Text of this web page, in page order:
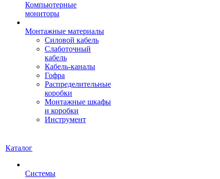
Компьютерные
мониторы
Монтажные материалы
Силовой кабель
Слаботочный
кабель
Кабель-каналы
Гофра
Распределительные
коробки
Монтажные шкафы
и коробки
Инструмент
Каталог
Системы